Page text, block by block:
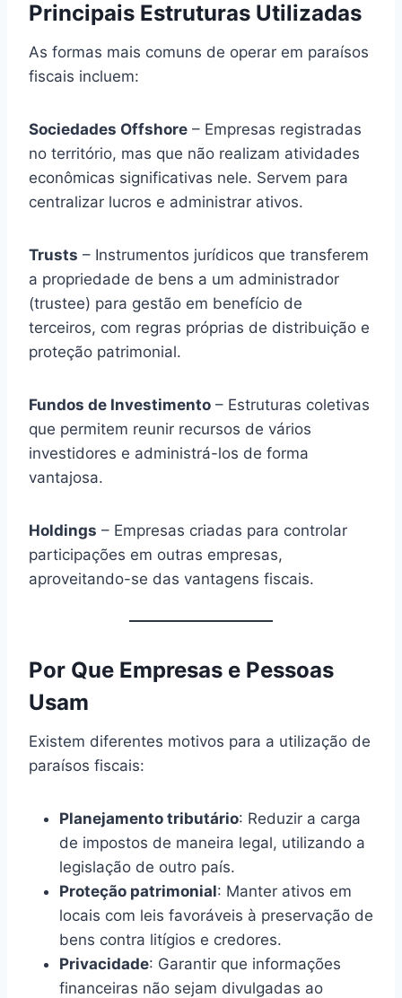
Principais Estruturas Utilizadas
As formas mais comuns de operar em paraísos
fiscais incluem:
Sociedades Offshore – Empresas registradas
no território, mas que não realizam atividades
econômicas significativas nele. Servem para
centralizar lucros e administrar ativos.
Trusts – Instrumentos jurídicos que transferem
a propriedade de bens a um administrador
(trustee) para gestão em benefício de
terceiros, com regras próprias de distribuição e
proteção patrimonial.
Fundos de Investimento – Estruturas coletivas
que permitem reunir recursos de vários
investidores e administrá-los de forma
vantajosa.
Holdings – Empresas criadas para controlar
participações em outras empresas,
aproveitando-se das vantagens fiscais.
Por Que Empresas e Pessoas
Usam
Existem diferentes motivos para a utilização de
paraísos fiscais:
Planejamento tributário: Reduzir a carga
de impostos de maneira legal, utilizando a
legislação de outro país.
Proteção patrimonial: Manter ativos em
locais com leis favoráveis à preservação de
bens contra litígios e credores.
Privacidade: Garantir que informações
financeiras não sejam divulgadas ao